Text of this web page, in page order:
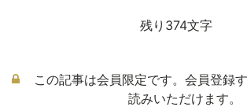
残り374文字
この記事は会員限定です。会員登録
読みいただけます。